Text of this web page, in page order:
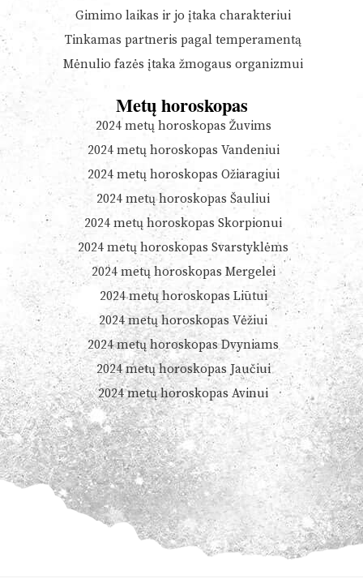
Gimimo laikas ir jo įtaka charakteriui
Tinkamas partneris pagal temperamentą
Mėnulio fazės įtaka žmogaus organizmui
Metų horoskopas
2024 metų horoskopas Žuvims
2024 metų horoskopas Vandeniui
2024 metų horoskopas Ožiaragiui
2024 metų horoskopas Šauliui
2024 metų horoskopas Skorpionui
2024 metų horoskopas Svarstyklėms
2024 metų horoskopas Mergelei
2024 metų horoskopas Liūtui
2024 metų horoskopas Vėžiui
2024 metų horoskopas Dvyniams
2024 metų horoskopas Jaučiui
2024 metų horoskopas Avinui